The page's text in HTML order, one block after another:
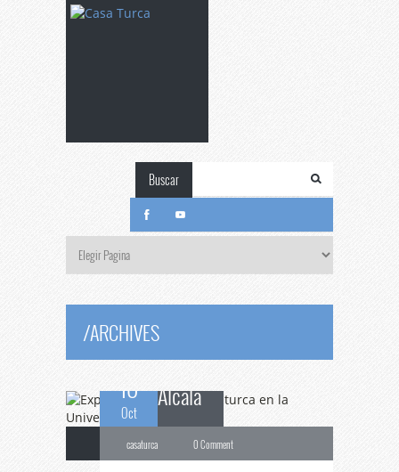
Buscar
/ARCHIVES
10
Oct
Exposiciónde
caligrafía turca en la
Universidad de
Alcalá
casaturca 0 Comment